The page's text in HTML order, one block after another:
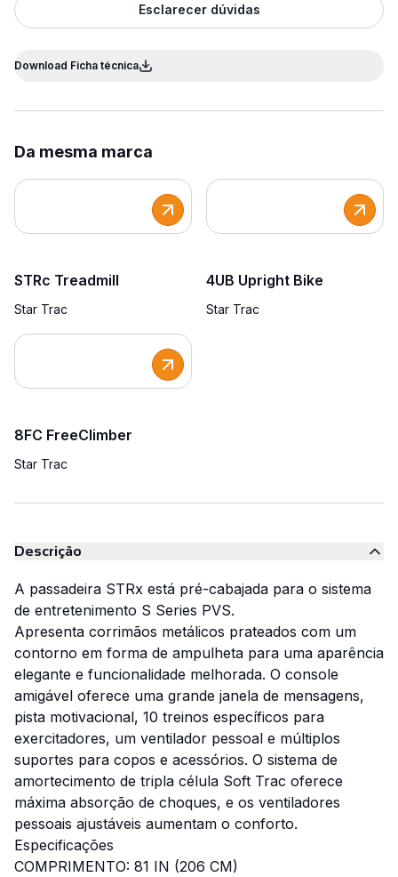
Esclarecer dúvidas
Download Ficha técnica
Da mesma marca
STRc Treadmill
Star Trac
4UB Upright Bike
Star Trac
8FC FreeClimber
Star Trac
Descrição
A passadeira STRx está pré-cabajada para o sistema
de entretenimento S Series PVS.
Apresenta corrimãos metálicos prateados com um
contorno em forma de ampulheta para uma aparência
elegante e funcionalidade melhorada. O console
amigável oferece uma grande janela de mensagens,
pista motivacional, 10 treinos específicos para
exercitadores, um ventilador pessoal e múltiplos
suportes para copos e acessórios. O sistema de
amortecimento de tripla célula Soft Trac oferece
máxima absorção de choques, e os ventiladores
pessoais ajustáveis aumentam o conforto.
Especificações
COMPRIMENTO: 81 IN (206 CM)